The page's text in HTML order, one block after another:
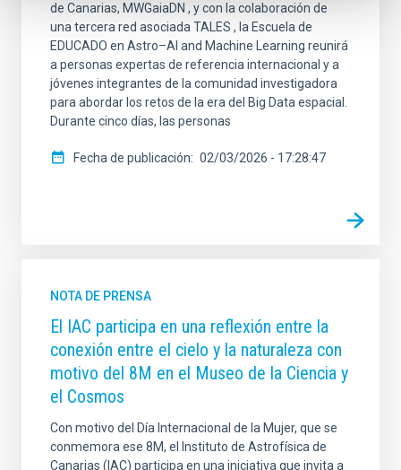
de Canarias, MWGaiaDN , y con la colaboración de
una tercera red asociada TALES , la Escuela de
EDUCADO en Astro–AI and Machine Learning reunirá
a personas expertas de referencia internacional y a
jóvenes integrantes de la comunidad investigadora
para abordar los retos de la era del Big Data espacial.
Durante cinco días, las personas
Fecha de publicación 02/03/2026 - 17:28:47
NOTA DE PRENSA
El IAC participa en una reflexión entre la
conexión entre el cielo y la naturaleza con
motivo del 8M en el Museo de la Ciencia y
el Cosmos
Con motivo del Día Internacional de la Mujer, que se
conmemora ese 8M, el Instituto de Astrofísica de
Canarias (IAC) participa en una iniciativa que invita a